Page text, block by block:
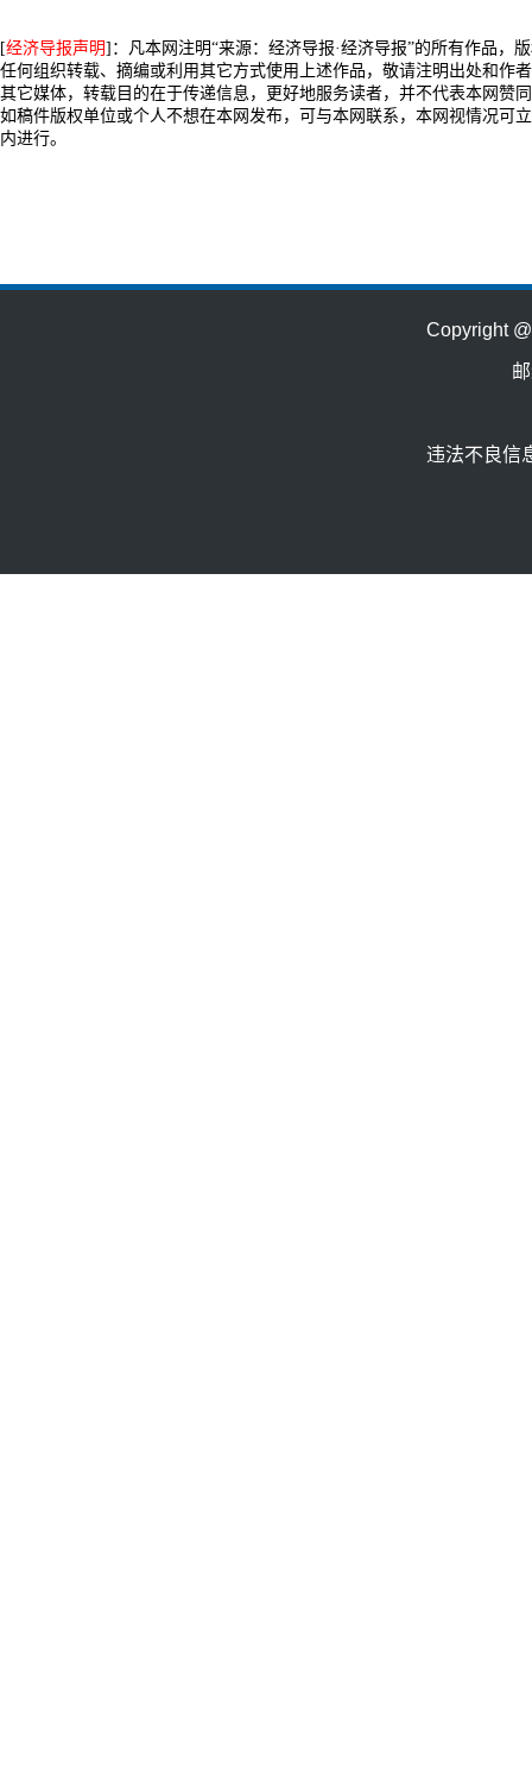
[经济导报声明]：凡本网注明“来源：经济导报·经济导报”的所有作品，
任何组织转载、摘编或利用其它方式使用上述作品，敬请注明出处和作
其它媒体，转载目的在于传递信息，更好地服务读者，并不代表本网赞
如稿件版权单位或个人不想在本网发布，可与本网联系，本网视情况可
内进行。
Copyright
违法不良信